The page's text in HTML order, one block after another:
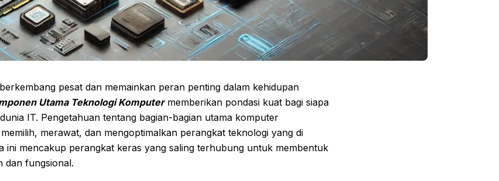
pesat dan memainkan peran penting dalam kehidupan
Utama Teknologi Komputermemberikan pondasi kuat bagi siapa
IT. Pengetahuan tentang bagian-bagian utama komputer
merawat, dan mengoptimalkan perangkat teknologi yang di
ini mencakup perangkat keras yang saling terhubung untuk membentuk
dan fungsional.